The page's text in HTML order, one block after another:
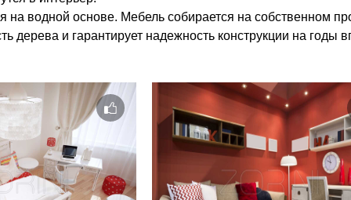
водной основе. Мебель собирается на собственном
дерева и гарантирует надежность конструкции на годы